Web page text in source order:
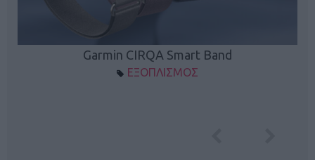
Garmin CIRQA Smart Band
ΕΞΟΠΛΙΣΜΟΣ